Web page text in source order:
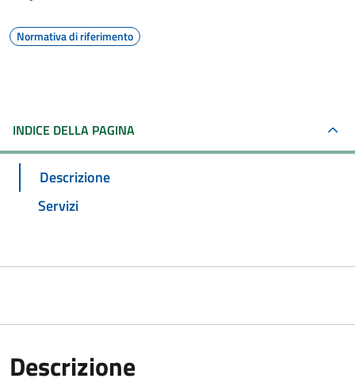
Normativa di riferimento
INDICE DELLA PAGINA
Descrizione
Servizi
Descrizione